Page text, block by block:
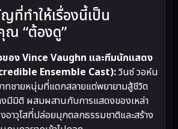
ที่ทำให้เรื่องนี้เป็น
“ต้องดู”
ของ Vince Vaughn และทีมนักแสดง
Ensemble Cast):วินซ์ วอห์น
ทชายหนุ่มที่แตกสลายแต่พยายามสู้ชีวิต
งมีมิติ ผสมผสานกับการแสดงของเหล่า
าวุโสที่ปล่อยมุกตลกธรรมชาติและสร้าง